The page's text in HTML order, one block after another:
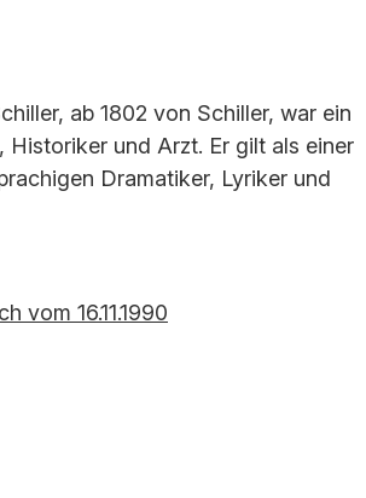
ab 1802 von Schiller, war ein
und Arzt. Er gilt als einer
Dramatiker, Lyriker und
vom 16.11.1990